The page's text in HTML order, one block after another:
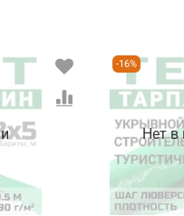
Нет в
-16%